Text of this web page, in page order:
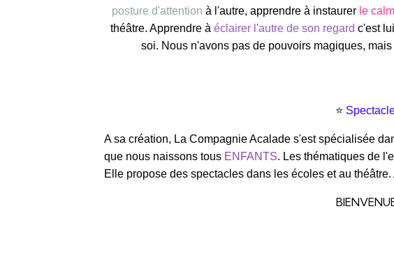
posture d'attention à l'autre, apprendre à instaurer le
théâtre. Apprendre à éclairer l'autre de son regard c'est
soi. Nous n'avons pas de pouvoirs magiques,
⭐️
A sa création, La Compagnie Acalade s'est spécialisée
que nous naissons tous ENFANTS. Les thématiques de
Elle propose des spectacles dans les écoles et au